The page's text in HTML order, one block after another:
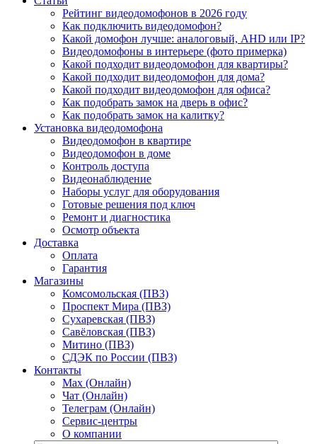
Рейтинг видеодомофонов в 2026 году
Как подключить видеодомофон?
Какой домофон лучше: аналоговый, AHD или IP?
Видеодомофоны в интерьере (фото примерка)
Какой подходит видеодомофон для квартиры?
Какой подходит видеодомофон для дома?
Какой подходит видеодомофон для офиса?
Как подобрать замок на дверь в офис?
Как подобрать замок на калитку?
Установка видеодомофона
Видеодомофон в квартире
Видеодомофон в доме
Контроль доступа
Видеонаблюдение
Наборы услуг для оборудования
Готовые решения под ключ
Ремонт и диагностика
Осмотр объекта
Доставка
Оплата
Гарантия
Магазины
Комсомольская (ПВЗ)
Проспект Мира (ПВЗ)
Сухаревская (ПВЗ)
Савёловская (ПВЗ)
Митино (ПВЗ)
СДЭК по России (ПВЗ)
Контакты
Max (Онлайн)
Чат (Онлайн)
Телеграм (Онлайн)
Сервис-центры
О компании